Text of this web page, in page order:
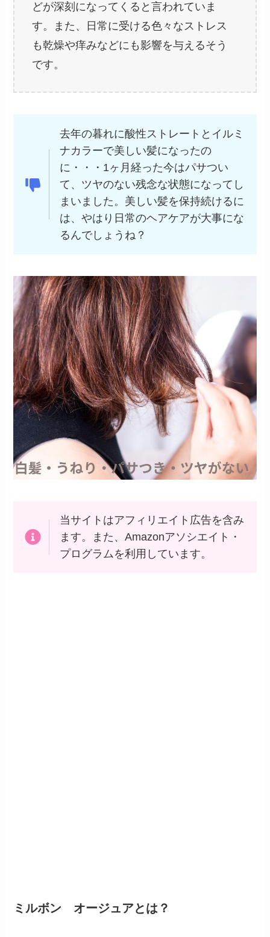
どが深刻になってくると言われていま
す。また、日常に受ける色々なストレス
も乾燥や痒みなどにも影響を与えるそう
です。
去年の暮れに酸性ストレートとイルミ
ナカラーで美しい髪になったの
に・・・1ヶ月経った今はパサつい
て、ツヤのない残念な状態になってし
まいました。美しい髪を保持続けるに
は、やはり日常のヘアケアが大事にな
るんでしょうね？
当サイトはアフィリエイト広告を含み
ます。また、Amazonアソシエイト・
プログラムを利用しています。
ミルボン オージュアとは？